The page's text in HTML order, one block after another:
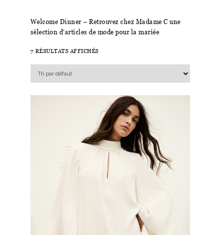
Welcome Dinner – Retrouvez chez Madame C une
sélection d’articles de mode pour la mariée
7 RÉSULTATS AFFICHÉS